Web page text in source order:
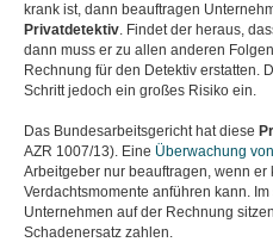
krank ist, dann beauftragen
Privatdetektiv. Findet der heraus,
dann muss er zu allen anderen
Rechnung für den Detektiv erstatten.
Schritt jedoch ein großes Risiko ein.
Das Bundesarbeitsgericht hat diese
AZR 1007/13). Eine Überwachung
Arbeitgeber nur beauftragen, wenn er
Verdachtsmomente anführen kann.
Unternehmen auf der Rechnung
Schadenersatz zahlen.